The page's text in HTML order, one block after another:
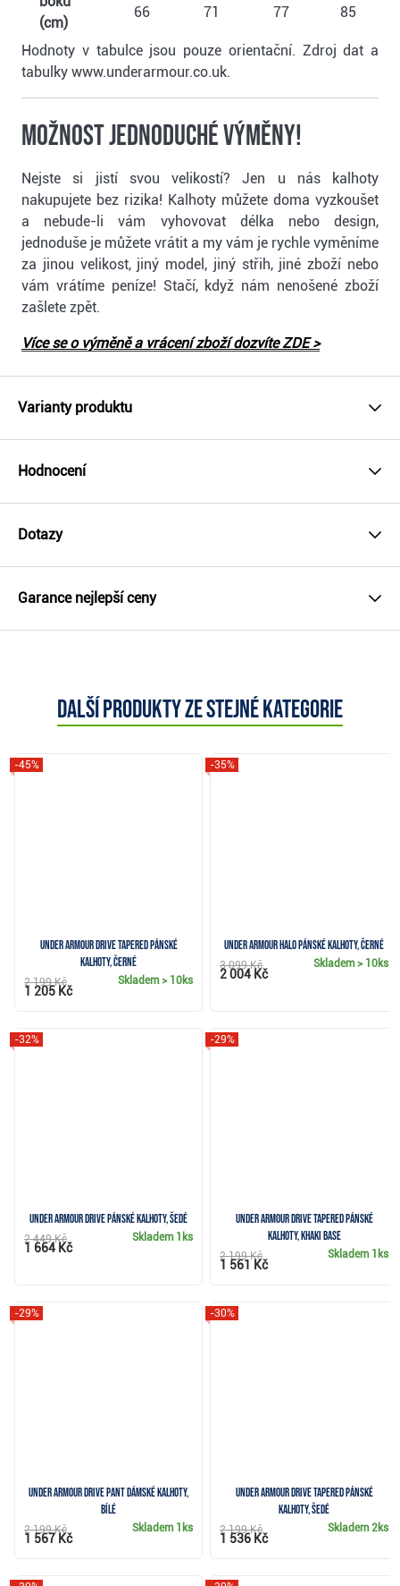
(cm)
66 71 77 85
Hodnoty v tabulce jsou pouze orientační. Zdroj dat a
tabulky www.underarmour.co.uk.
Možnost jednoduché výměny!
Nejste si jistí svou velikostí? Jen u nás kalhoty
nakupujete bez rizika! Kalhoty můžete doma vyzkoušet
a nebude-li vám vyhovovat délka nebo design,
jednoduše je můžete vrátit a my vám je rychle vyměníme
za jinou velikost, jiný model, jiný střih, jiné zboží nebo
vám vrátíme peníze! Stačí, když nám nenošené zboží
zašlete zpět.
Více se o výměně a vrácení zboží dozvíte ZDE >
Varianty produktu
Hodnocení
Dotazy
Garance nejlepší ceny
Další produkty ze stejné kategorie
Under Armour Drive Tapered pánské
kalhoty, černé
-45%
Skladem> 10ks
2 199 Kč
1 205 Kč
Under Armour Halo pánské kalhoty, černé
-35%
Skladem> 10ks
3 099 Kč
2 004 Kč
Under Armour Drive pánské kalhoty, šedé
-32%
Skladem 1ks
2 449 Kč
1 664 Kč
Under Armour Drive Tapered pánské
kalhoty, khaki base
-29%
Skladem 1ks
2 199 Kč
1 561 Kč
Under Armour Drive Pant dámské kalhoty,
bílé
-29%
Skladem 1ks
2 199 Kč
1 567 Kč
Under Armour Drive Tapered pánské
kalhoty, šedé
-30%
Skladem2ks
2 199 Kč
1 536 Kč